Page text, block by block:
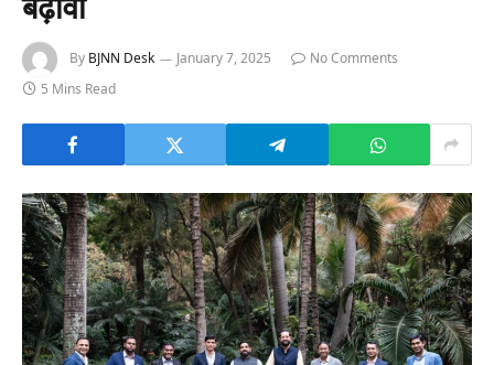
By BJNN Desk January 7, 2025
No Comments
5 Mins Read